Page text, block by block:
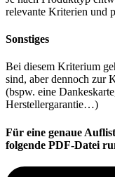
relevante Kriterien und
Sonstiges
Bei diesem Kriterium
sind, aber dennoch zur
(bspw. eine
Herstellergarantie…)
Für eine genaue
folgende PDF-Datei